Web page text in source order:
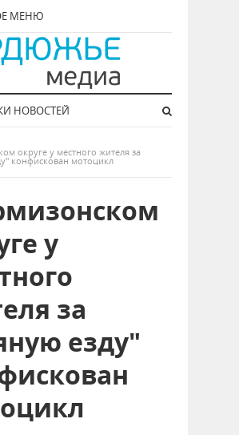
МЕНЮ
НОВОСТЕЙ
округе у местного жителя за
конфискован мотоцикл
у
за
езду"